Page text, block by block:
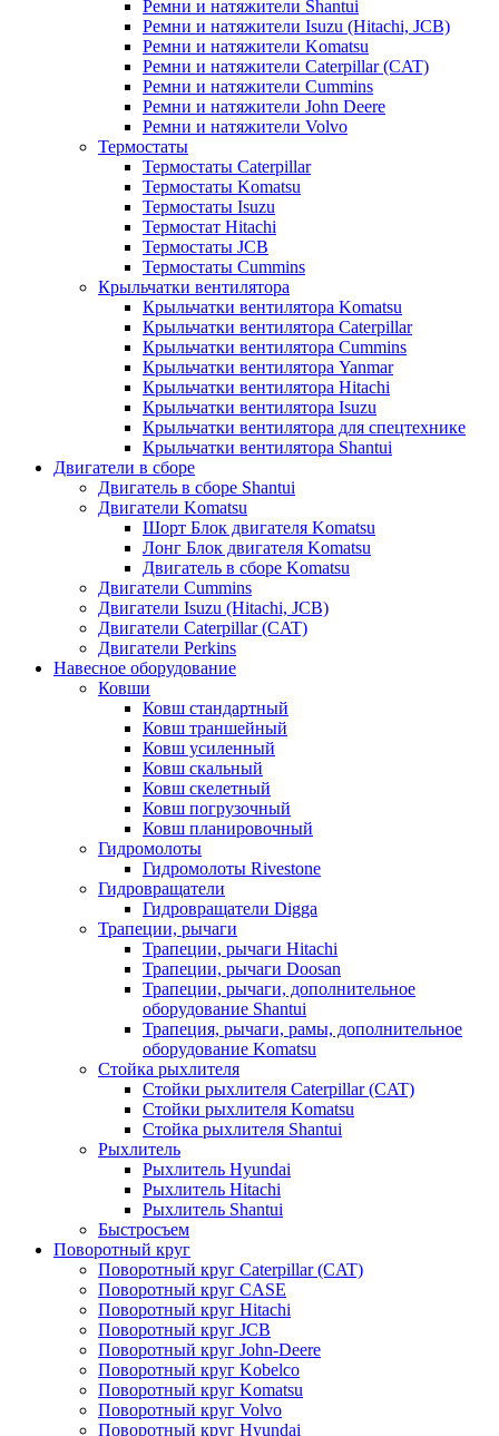
Ремни и натяжители Shantui
Ремни и натяжители Isuzu (Hitachi, JCB)
Ремни и натяжители Komatsu
Ремни и натяжители Caterpillar (CAT)
Ремни и натяжители Cummins
Ремни и натяжители John Deere
Ремни и натяжители Volvo
Термостаты
Термостаты Caterpillar
Термостаты Komatsu
Термостаты Isuzu
Термостат Hitachi
Термостаты JCB
Термостаты Cummins
Крыльчатки вентилятора
Крыльчатки вентилятора Komatsu
Крыльчатки вентилятора Caterpillar
Крыльчатки вентилятора Cummins
Крыльчатки вентилятора Yanmar
Крыльчатки вентилятора Hitachi
Крыльчатки вентилятора Isuzu
Крыльчатки вентилятора для спецтехнике
Крыльчатки вентилятора Shantui
Двигатели в сборе
Двигатель в сборе Shantui
Двигатели Komatsu
Шорт Блок двигателя Komatsu
Лонг Блок двигателя Komatsu
Двигатель в сборе Komatsu
Двигатели Cummins
Двигатели Isuzu (Hitachi, JCB)
Двигатели Caterpillar (CAT)
Двигатели Perkins
Навесное оборудование
Ковши
Ковш стандартный
Ковш траншейный
Ковш усиленный
Ковш скальный
Ковш скелетный
Ковш погрузочный
Ковш планировочный
Гидромолоты
Гидромолоты Rivestone
Гидровращатели
Гидровращатели Digga
Трапеции, рычаги
Трапеции, рычаги Hitachi
Трапеции, рычаги Doosan
Трапеции, рычаги, дополнительное
оборудование Shantui
Трапеция, рычаги, рамы, дополнительное
оборудование Komatsu
Стойка рыхлителя
Стойки рыхлителя Caterpillar (CAT)
Стойки рыхлителя Komatsu
Стойка рыхлителя Shantui
Рыхлитель
Рыхлитель Hyundai
Рыхлитель Hitachi
Рыхлитель Shantui
Быстросъем
Поворотный круг
Поворотный круг Caterpillar (CAT)
Поворотный круг CASE
Поворотный круг Hitachi
Поворотный круг JCB
Поворотный круг John-Deere
Поворотный круг Kobelco
Поворотный круг Komatsu
Поворотный круг Volvo
Поворотный круг Hyundai